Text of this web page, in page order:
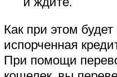
Как при этом
испорченная
При помощи